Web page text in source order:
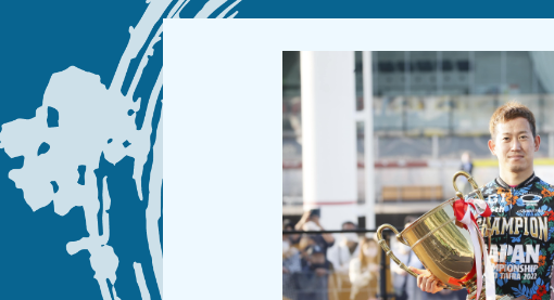
2023.05.16 EVENT
イ
ゼ
EVENT
ポ
日
2023.05.10 EVENT
お